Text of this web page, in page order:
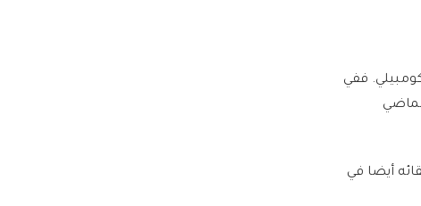
بقيادة المدرب بول كومبيلي. ففي
الماضي
أيضا في